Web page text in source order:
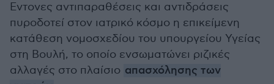
Εντονες αντιπαραθέσεις και αντιδράσεις
πυροδοτεί στον ιατρικό κόσμο η επικείμενη
κατάθεση νομοσχεδίου του υπουργείου Υγείας
στη Βουλή, το οποίο ενσωματώνει ριζικές
αλλαγές στο πλαίσιο απασχόλησης των